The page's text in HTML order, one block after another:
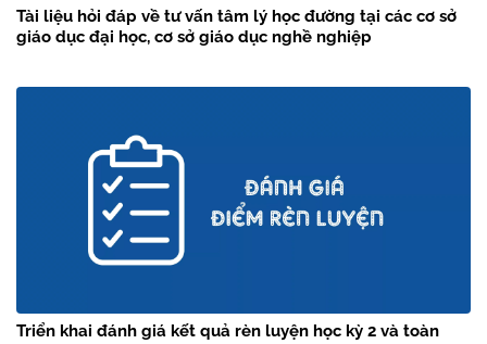
Tài liệu hỏi đáp về tư vấn tâm lý học đường tại các cơ sở
giáo dục đại học, cơ sở giáo dục nghề nghiệp
Triển khai đánh giá kết quả rèn luyện học kỳ 2 và toàn